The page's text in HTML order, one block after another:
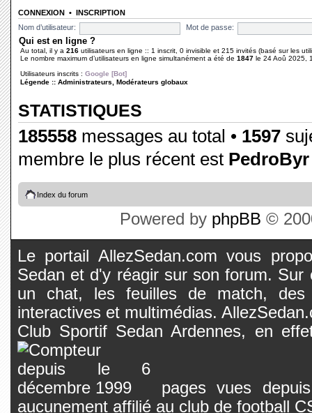
CONNEXION • INSCRIPTION
Nom d’utilisateur:
Mot de passe:
Qui est en ligne ?
Au total, il y a 216 utilisateurs en ligne :: 1 inscrit, 0 invisible et 215 invités (basé sur les
Le nombre maximum d’utilisateurs en ligne simultanément a été de 1847 le 24 Aoû 2025,
Utilisateurs inscrits : Google [Bot]
Légende :: Administrateurs Modérateurs globaux
STATISTIQUES
185558 messages au total • 1597
membre le plus récent est PedroByr
Index du forum
Powered by phpBB ©
Le portail AllezSedan.com vous
Sedan et d'y réagir sur son forum.
un chat, les feuilles de match, des
interactives et multimédias.
Club Sportif Sedan Ardennes, en
pages vues
aucunement affilié au club de football